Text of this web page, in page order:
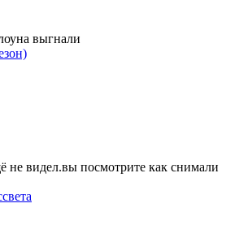
выгнали
не видел.вы посмотрите как снимали